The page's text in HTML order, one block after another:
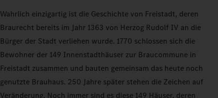
Wahrlich einzigartig ist die Geschichte von Freistadt, deren
Braurecht bereits im Jahr 1363 von Herzog Rudolf IV an die
Bürger der Stadt verliehen wurde. 1770 schlossen sich die
Bewohner der 149 Innenstadthäuser zur Braucommune in
Freistadt zusammen und bauten gemeinsam das heute noch
genutzte Brauhaus. 250 Jahre später stehen die Zeichen auf
Veränderung. Noch immer sind es diese 149 Häuser, deren